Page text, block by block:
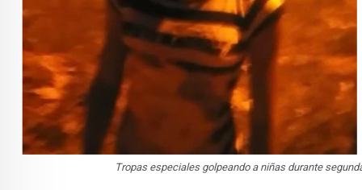
Tropas especiales golpeando a niñas durante